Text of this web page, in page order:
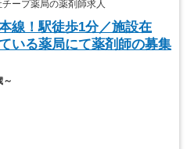
ープ薬局の薬剤師求人
線！駅徒歩1分／施設在
いる薬局にて薬剤師の募集
～